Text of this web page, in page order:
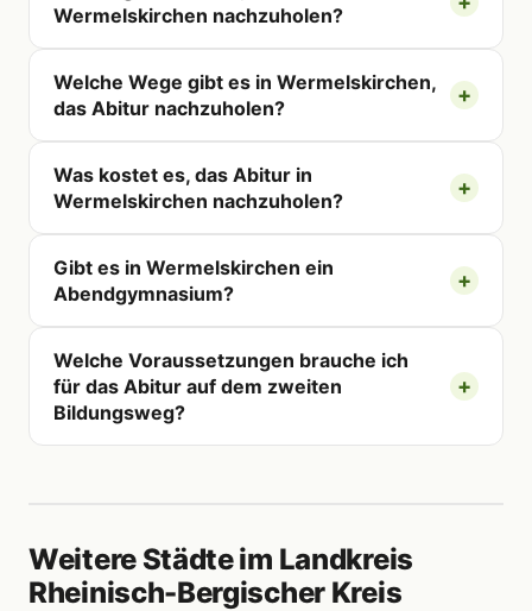
Wermelskirchen nachzuholen?
Welche Wege gibt es in Wermelskirchen,
das Abitur nachzuholen?
Was kostet es, das Abitur in
Wermelskirchen nachzuholen?
Gibt es in Wermelskirchen ein
Abendgymnasium?
Welche Voraussetzungen brauche ich
für das Abitur auf dem zweiten
Bildungsweg?
Weitere Städte im Landkreis
Rheinisch-Bergischer Kreis